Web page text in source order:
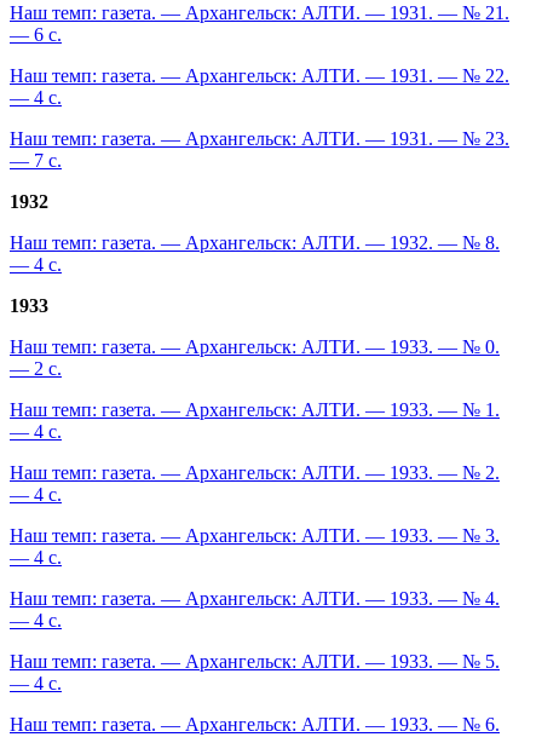
Наш темп: газета. — Архангельск: АЛТИ. — 1931. — № 21.
— 6 с.
Наш темп: газета. — Архангельск: АЛТИ. — 1931. — № 22.
— 4 с.
Наш темп: газета. — Архангельск: АЛТИ. — 1931. — № 23.
— 7 с.
1932
Наш темп: газета. — Архангельск: АЛТИ. — 1932. — № 8.
— 4 с.
1933
Наш темп: газета. — Архангельск: АЛТИ. — 1933. — № 0.
— 2 с.
Наш темп: газета. — Архангельск: АЛТИ. — 1933. — № 1.
— 4 с.
Наш темп: газета. — Архангельск: АЛТИ. — 1933. — № 2.
— 4 с.
Наш темп: газета. — Архангельск: АЛТИ. — 1933. — № 3.
— 4 с.
Наш темп: газета. — Архангельск: АЛТИ. — 1933. — № 4.
— 4 с.
Наш темп: газета. — Архангельск: АЛТИ. — 1933. — № 5.
— 4 с.
Наш темп: газета. — Архангельск: АЛТИ. — 1933. — № 6.